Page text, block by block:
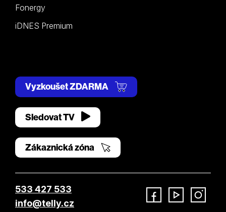
Fonergy
iDNES Premium
Vyzkoušet ZDARMA
Sledovat TV
Zákaznická zóna
533 427 533
info@telly.cz